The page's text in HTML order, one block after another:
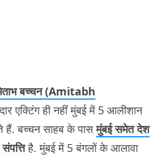
बच्चन (Amitabh
एक्टिंग ही नहीं मुंबई में 5 आलीशान
हैं. बच्चन साहब के पासमुंबई समेत देश
है. मुंबई में 5 बंगलों के आलावा